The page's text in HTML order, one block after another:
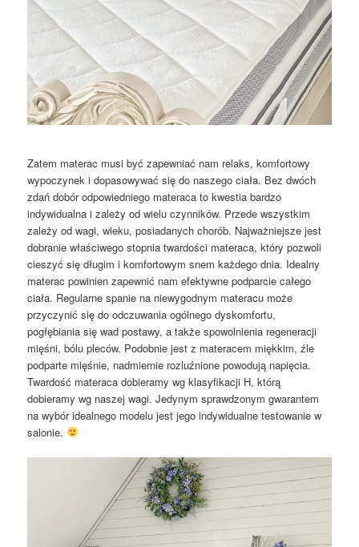
Zatem materac musi być zapewniać nam relaks, komfortowy
wypoczynek i dopasowywać się do naszego ciała. Bez dwóch
zdań dobór odpowiedniego materaca to kwestia bardzo
indywidualna i zależy od wielu czynników. Przede wszystkim
zależy od wagi, wieku, posiadanych chorób. Najważniejsze jest
dobranie właściwego stopnia twardości materaca, który pozwoli
cieszyć się długim i komfortowym snem każdego dnia. Idealny
materac powinien zapewnić nam efektywne podparcie całego
ciała. Regularne spanie na niewygodnym materacu może
przyczynić się do odczuwania ogólnego dyskomfortu,
pogłębiania się wad postawy, a także spowolnienia regeneracji
mięśni, bólu pleców. Podobnie jest z materacem miękkim, źle
podparte mięśnie, nadmiernie rozluźnione powodują napięcia.
Twardość materaca dobieramy wg klasyfikacji H, którą
dobieramy wg naszej wagi. Jedynym sprawdzonym gwarantem
na wybór idealnego modelu jest jego indywidualne testowanie w
salonie.